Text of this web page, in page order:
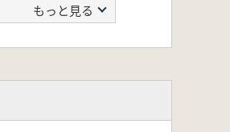
もっと見る